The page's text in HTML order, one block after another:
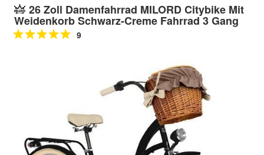
26 Zoll Damenfahrrad MILORD Citybike Mit
Weidenkorb Schwarz-Creme Fahrrad 3 Gang
9